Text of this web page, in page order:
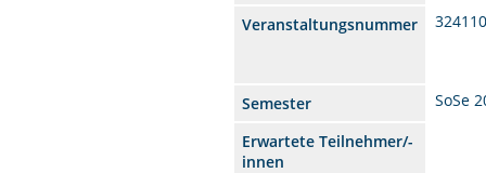
Veranstaltungsnummer
Semester
SoSe
Erwartete Teilnehmer/-
innen